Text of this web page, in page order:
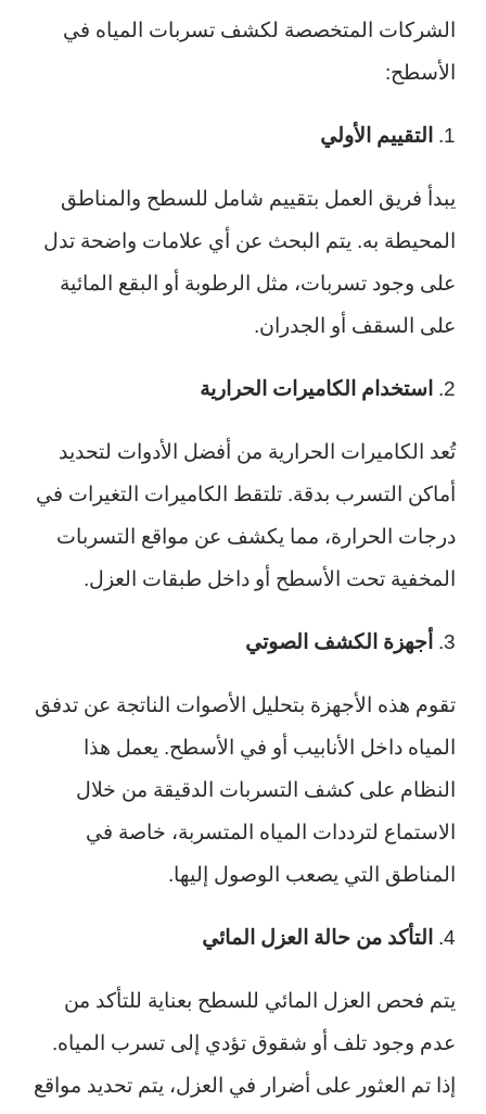
الشركات المتخصصة لكشف تسربات المياه في
الأسطح:
1. التقييم الأولي
يبدأ فريق العمل بتقييم شامل للسطح والمناطق
المحيطة به. يتم البحث عن أي علامات واضحة تدل
على وجود تسربات، مثل الرطوبة أو البقع المائية
على السقف أو الجدران.
2. استخدام الكاميرات الحرارية
تُعد الكاميرات الحرارية من أفضل الأدوات لتحديد
أماكن التسرب بدقة. تلتقط الكاميرات التغيرات في
درجات الحرارة، مما يكشف عن مواقع التسربات
المخفية تحت الأسطح أو داخل طبقات العزل.
3. أجهزة الكشف الصوتي
تقوم هذه الأجهزة بتحليل الأصوات الناتجة عن تدفق
المياه داخل الأنابيب أو في الأسطح. يعمل هذا
النظام على كشف التسربات الدقيقة من خلال
الاستماع لترددات المياه المتسربة، خاصة في
المناطق التي يصعب الوصول إليها.
4. التأكد من حالة العزل المائي
يتم فحص العزل المائي للسطح بعناية للتأكد من
عدم وجود تلف أو شقوق تؤدي إلى تسرب المياه.
إذا تم العثور على أضرار في العزل، يتم تحديد مواقع